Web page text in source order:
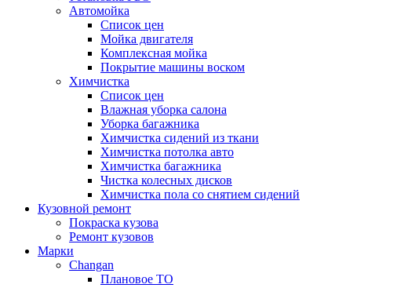
Автомойка
Список цен
Мойка двигателя
Комплексная мойка
Покрытие машины воском
Химчистка
Список цен
Влажная уборка салона
Уборка багажника
Химчистка сидений из ткани
Химчистка потолка авто
Химчистка багажника
Чистка колесных дисков
Химчистка пола со снятием сидений
Кузовной ремонт
Покраска кузова
Ремонт кузовов
Марки
Changan
Плановое ТО